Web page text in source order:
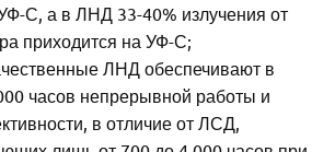
С, а в ЛНД 33-40% излучения от
приходится на УФ-С;
ЛНД обеспечивают в
часов непрерывной работы и
в отличие от ЛСД,